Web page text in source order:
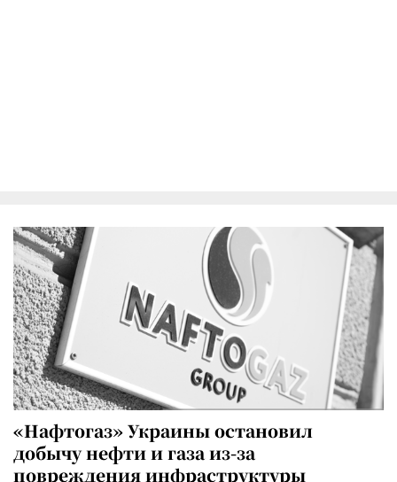
«Нафтогаз» Украины остановил
добычу нефти и газа из-за
повреждения инфраструктуры